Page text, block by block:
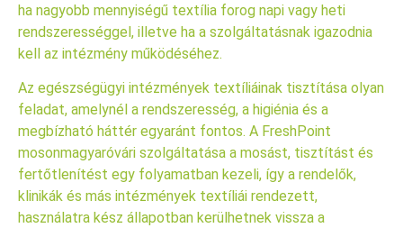
ha nagyobb mennyiségű textília forog napi vagy heti
rendszerességgel, illetve ha a szolgáltatásnak igazodnia
kell az intézmény működéséhez.
Az egészségügyi intézmények textíliáinak tisztítása olyan
feladat, amelynél a rendszeresség, a higiénia és a
megbízható háttér egyaránt fontos. A FreshPoint
mosonmagyaróvári szolgáltatása a mosást, tisztítást és
fertőtlenítést egy folyamatban kezeli, így a rendelők,
klinikák és más intézmények textíliái rendezett,
használatra kész állapotban kerülhetnek vissza a